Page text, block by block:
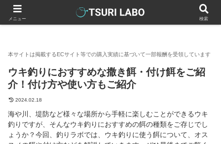
釣りラボマガジン 釣具（釣り道具） 釣り餌 ウキ釣りに
ウキ釣りにおすすめな撒き餌・付け餌をご紹
介！付け方や使い方もご紹介
2024.02.18
海や川、堤防など様々な場所から手軽に楽しむことができるウキ
釣りですが、そんなウキ釣りにおすすめの餌の種類をご存じでし
ょうか？今回、釣りラボでは、ウキ釣りに使う餌について、オス
メニュー 検索